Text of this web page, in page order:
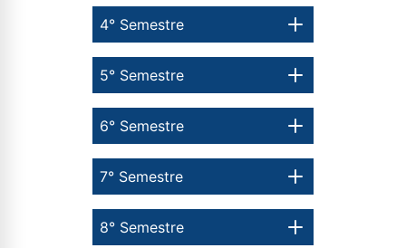
8° Semestre
7° Semestre
6° Semestre
5° Semestre
4° Semestre